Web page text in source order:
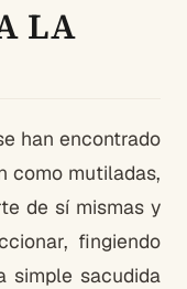
LA
han encontrado
como mutiladas,
de sí mismas y
fingiendo
simple sacudida